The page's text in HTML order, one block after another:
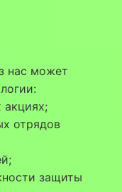
нас может
акциях;
отрядов
защиты